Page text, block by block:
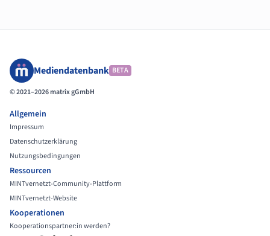
Mediendatenbank BETA
© 2021–2026 matrix gGmbH
Allgemein
Impressum
Datenschutzerklärung
Nutzungsbedingungen
Ressourcen
MINTvernetzt-Community-Plattform
MINTvernetzt-Website
Kooperationen
Kooperationspartner:in werden?